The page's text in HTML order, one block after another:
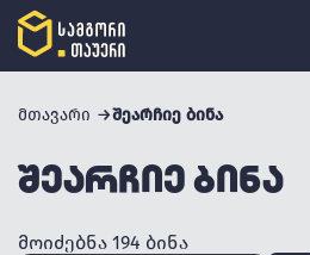
მთავარი შეარჩიე ბინა
ᲨᲔᲐᲠᲩᲘᲔ ᲑᲘᲜᲐ
ᲛᲝᲘᲫᲔᲑᲜᲐ 194 ᲑᲘᲜᲐ